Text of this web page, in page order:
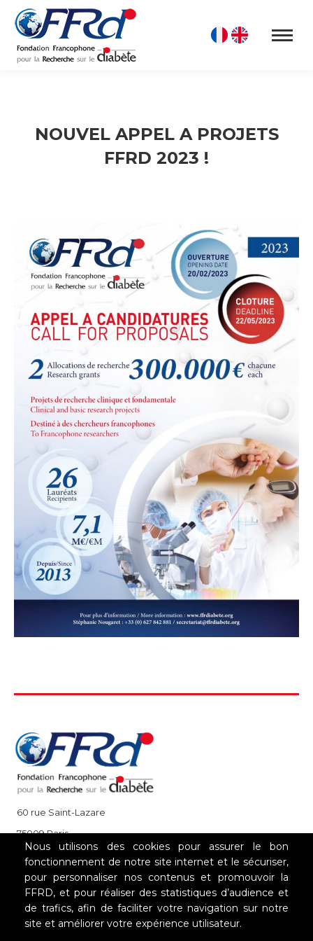
NOUVEL APPEL A PROJETS
FFRD 2023 !
60 rue Saint-Lazare
75009 Paris
NOS PARTENAIRES
Nous utilisons des cookies pour assurer le bon
fonctionnement de notre site internet et le sécuriser,
pour personnaliser nos contenus et promouvoir la
FFRD, et pour réaliser des statistiques d’audience et
de trafics, afin de faciliter votre navigation sur notre
site et améliorer votre expérience utilisateur.